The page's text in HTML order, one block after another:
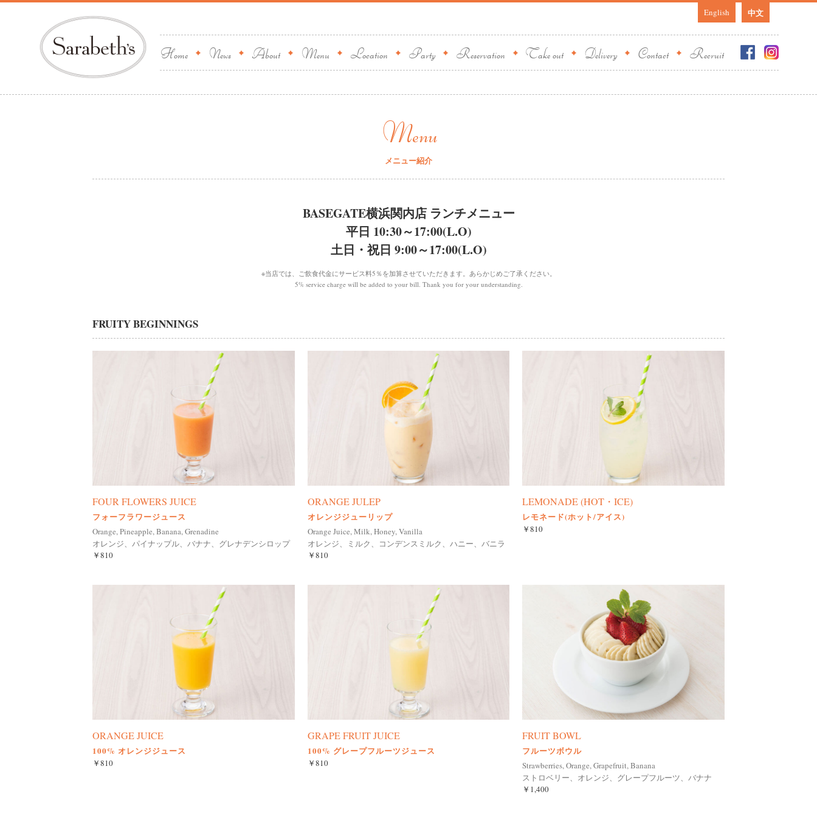
English 中文
Home News About Menu Location Party Reservation Take out Delivery Contact Recruit
Menu
メニュー紹介
BASEGATE横浜関内店 ランチメニュー
平日 10:30～17:00(L.O)
土日・祝日 9:00～17:00(L.O)
※当店では、ご飲食代金にサービス料5％を加算させていただきます。 あらかじめご了承ください。
5% service charge will be added to your bill. Thank you for your understanding.
FRUITY BEGINNINGS
FOUR FLOWERS JUICE
フォーフラワージュース
Orange, Pineapple, Banana, Grenadine
オレンジ、パイナップル、バナナ、グレナデンシロップ
￥810
ORANGE JULEP
オレンジジューリップ
Orange Juice, Milk, Honey, Vanilla
オレンジ、ミルク、コンデンスミルク、ハニー、バニラ
￥810
LEMONADE (HOT・ICE)
レモネード(ホット/アイス)
￥810
ORANGE JUICE
100% オレンジジュース
￥810
GRAPE FRUIT JUICE
100% グレープフルーツジュース
￥810
FRUIT BOWL
フルーツボウル
Strawberries, Orange, Grapefruit, Banana
ストロベリー、オレンジ、グレープフルーツ、バナナ
￥1,400